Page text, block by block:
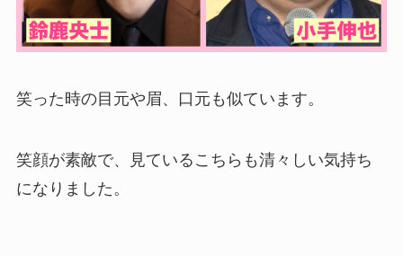
笑った時の目元や眉、口元も似ています。
笑顔が素敵で、見ているこちらも清々しい気持ち
になりました。